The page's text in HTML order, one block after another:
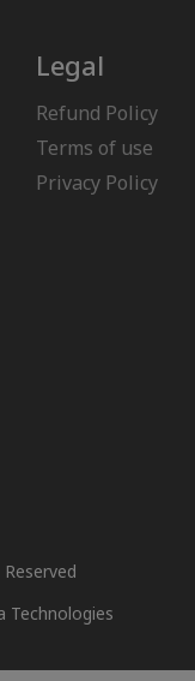
Legal
Refund Policy
Terms of use
Privacy Policy
Technologies